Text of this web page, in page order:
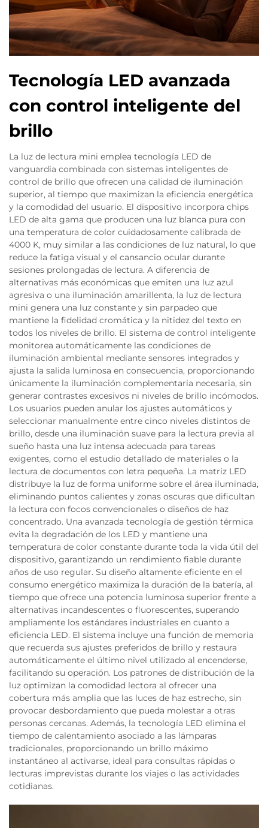
Tecnología LED avanzada
con control inteligente del
brillo
La luz de lectura mini emplea tecnología LED de
vanguardia combinada con sistemas inteligentes de
control de brillo que ofrecen una calidad de iluminación
superior, al tiempo que maximizan la eficiencia energética
y la comodidad del usuario. El dispositivo incorpora chips
LED de alta gama que producen una luz blanca pura con
una temperatura de color cuidadosamente calibrada de
4000 K, muy similar a las condiciones de luz natural, lo que
reduce la fatiga visual y el cansancio ocular durante
sesiones prolongadas de lectura. A diferencia de
alternativas más económicas que emiten una luz azul
agresiva o una iluminación amarillenta, la luz de lectura
mini genera una luz constante y sin parpadeo que
mantiene la fidelidad cromática y la nitidez del texto en
todos los niveles de brillo. El sistema de control inteligente
monitorea automáticamente las condiciones de
iluminación ambiental mediante sensores integrados y
ajusta la salida luminosa en consecuencia, proporcionando
únicamente la iluminación complementaria necesaria, sin
generar contrastes excesivos ni niveles de brillo incómodos.
Los usuarios pueden anular los ajustes automáticos y
seleccionar manualmente entre cinco niveles distintos de
brillo, desde una iluminación suave para la lectura previa al
sueño hasta una luz intensa adecuada para tareas
exigentes, como el estudio detallado de materiales o la
lectura de documentos con letra pequeña. La matriz LED
distribuye la luz de forma uniforme sobre el área iluminada,
eliminando puntos calientes y zonas oscuras que dificultan
la lectura con focos convencionales o diseños de haz
concentrado. Una avanzada tecnología de gestión térmica
evita la degradación de los LED y mantiene una
temperatura de color constante durante toda la vida útil del
dispositivo, garantizando un rendimiento fiable durante
años de uso regular. Su diseño altamente eficiente en el
consumo energético maximiza la duración de la batería, al
tiempo que ofrece una potencia luminosa superior frente a
alternativas incandescentes o fluorescentes, superando
ampliamente los estándares industriales en cuanto a
eficiencia LED. El sistema incluye una función de memoria
que recuerda sus ajustes preferidos de brillo y restaura
automáticamente el último nivel utilizado al encenderse,
facilitando su operación. Los patrones de distribución de la
luz optimizan la comodidad lectora al ofrecer una
cobertura más amplia que las luces de haz estrecho, sin
provocar desbordamiento que pueda molestar a otras
personas cercanas. Además, la tecnología LED elimina el
tiempo de calentamiento asociado a las lámparas
tradicionales, proporcionando un brillo máximo
instantáneo al activarse, ideal para consultas rápidas o
lecturas imprevistas durante los viajes o las actividades
cotidianas.